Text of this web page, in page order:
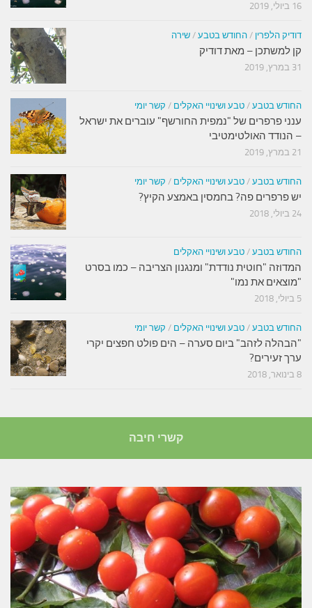
16 ביולי, 2019
דודיק הלפרין / החודש בטבע / שירה
קן למשתכן – מאת דודיק
31 במרץ, 2019
החודש בטבע / טבע ושינויי האקלים / קשר יומי
ענני פרפרים של "נמפית החורשף" עוברים את ישראל
– הנודד האולטימטיבי
21 במרץ, 2019
החודש בטבע / טבע ושינויי האקלים / קשר יומי
יש פרפרים פה? בחמסין באמצע הקיץ?
24 ביולי, 2018
החודש בטבע / טבע ושינויי האקלים
המדוזה "חוטית נודדת" ומנגנון הצריבה – כמו בסרט
"מוצאים את נמו"
5 ביולי, 2018
החודש בטבע / טבע ושינויי האקלים / קשר יומי
"הבהלה לזהב" ביום סערה – הים פולט חפצים יקרי
ערך זעירים?
8 בינואר, 2018
קשרי חיבה